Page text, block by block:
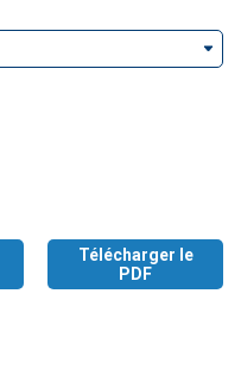
Télécharger le
PDF